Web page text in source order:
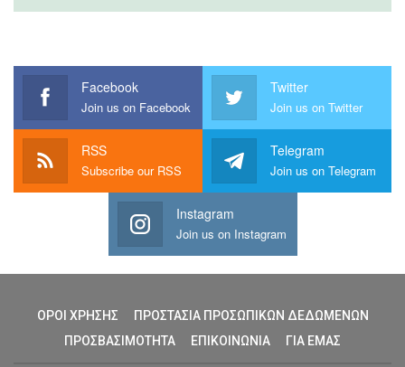
Facebook
Join us on Facebook
Twitter
Join us on Twitter
RSS
Subscribe our RSS
Telegram
Join us on Telegram
Instagram
Join us on Instagram
ΟΡΟΙ ΧΡΗΣΗΣ
ΠΡΟΣΤΑΣΙΑ ΠΡΟΣΩΠΙΚΩΝ ΔΕΔΩΜΕΝΩΝ
ΠΡΟΣΒΑΣΙΜΟΤΗΤΑ
ΕΠΙΚΟΙΝΩΝΙΑ ΓΙΑ ΕΜΑΣ